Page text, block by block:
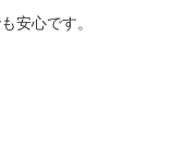
安心です。